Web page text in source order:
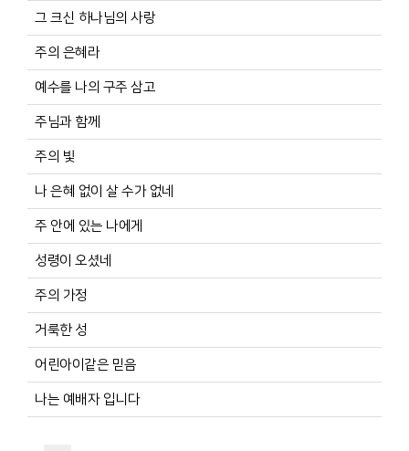
그 크신 하나님의 사랑
주의 은혜라
예수를 나의 구주 삼고
주님과 함께
주의 빛
나 은혜 없이 살 수가 없네
주 안에 있는 나에게
성령이 오셨네
주의 가정
거룩한 성
어린아이같은 믿음
나는 예배자 입니다